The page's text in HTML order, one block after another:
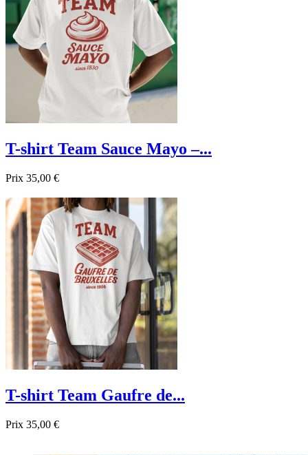
T-shirt Team Sauce Mayo –...
Prix 35,00 €
Aperçu rapide
Blanc
T-shirt Team Gaufre de...
Prix 35,00 €